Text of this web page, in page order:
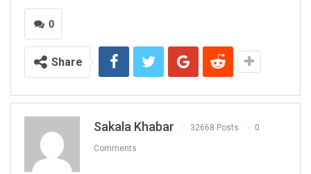
0
Share
Sakala Khabar 32668 Posts 0
Comments